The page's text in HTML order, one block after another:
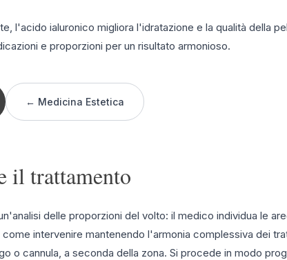
l'acido ialuronico migliora l'idratazione e la qualità della
e proporzioni per un risultato armonioso.
← Medicina Estetica
il trattamento
delle proporzioni del volto: il medico individua le
intervenire mantenendo l'armonia complessiva dei
o cannula, a seconda della zona. Si procede in modo